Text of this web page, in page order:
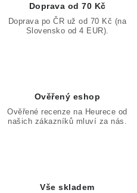
Doprava od 70 Kč
Doprava po ČR už od 70 Kč (na
Slovensko od 4 EUR).
Ověřený eshop
Ověřené recenze na Heurece od
našich zákazníků mluví za nás.
Vše skladem